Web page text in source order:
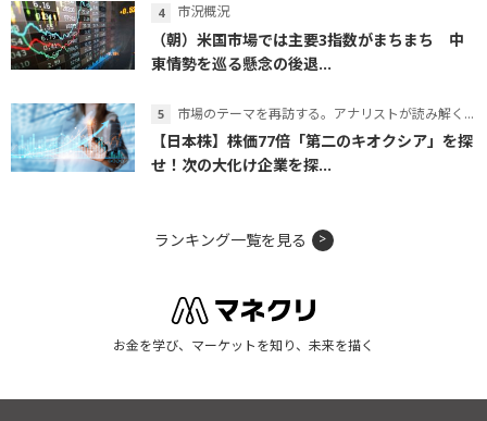
市況概況
（朝）米国市場では主要3指数がまちまち 中
東情勢を巡る懸念の後退...
市場のテーマを再訪する。アナリストが読み解くテーマの本質
【日本株】株価77倍「第二のキオクシア」を探
せ！次の大化け企業を探...
ランキング一覧を見る
お金を学び、マーケットを知り、未来を描く